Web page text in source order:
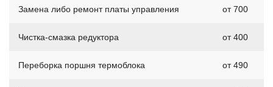
Замена либо ремонт платы управления от 700
Чистка-смазка редуктора от 400
Переборка поршня термоблока от 490